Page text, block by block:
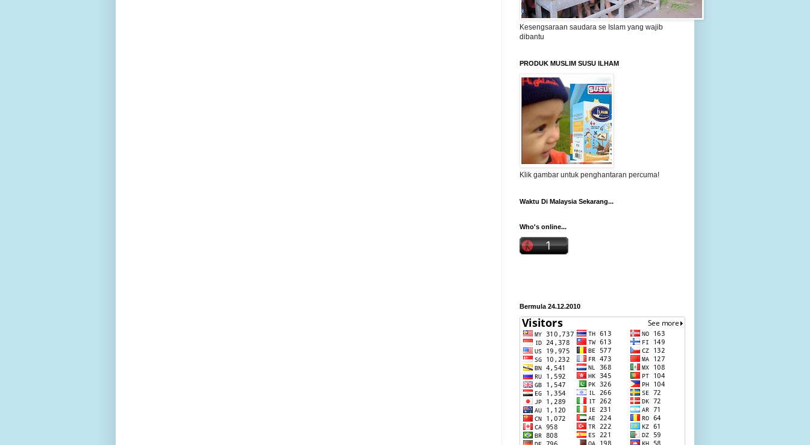
Kesengsaraan saudara se Islam yang wajib
dibantu
PRODUK MUSLIM SUSU ILHAM
Klik gambar untuk penghantaran percuma!
Waktu Di Malaysia Sekarang...
Who's online...
Bermula 24.12.2010